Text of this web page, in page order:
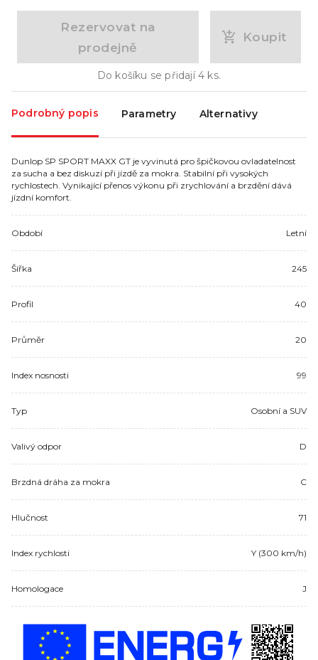
Rezervovat na
prodejně
Koupit
Do košíku se přidají4 ks.
Podrobný popis Parametry Alternativy
Dunlop SP SPORT MAXX GT je vyvinutá pro špičkovou ovladatelnost
za sucha a bez diskuzí při jízdě za mokra. Stabilní při vysokých
rychlostech. Vynikající přenos výkonu při zrychlování a brzdění dává
jízdní komfort.
Období Letní
Šířka 245
Profil 40
Průměr 20
Index nosnosti 99
Typ Osobní a SUV
Valivý odpor D
Brzdná dráha za mokra C
Hlučnost 71
Index rychlosti Y (300 km/h)
Homologace J